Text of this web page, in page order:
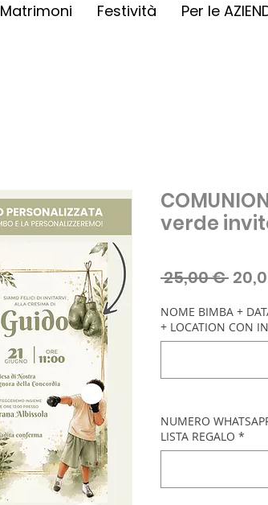
Matrimoni Festività Per le
verde
25,00 €
NOME BIMBA +
+ LOCATION CON
NUMERO
LISTA REGALO *